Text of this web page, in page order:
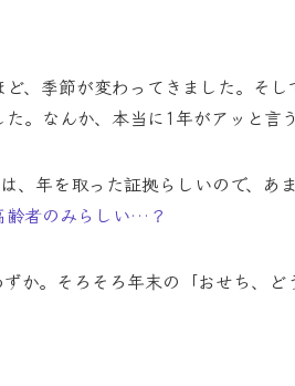
、季節が変わってきました。そし
。なんか、本当に1年がアッと言
、年を取った証拠らしいので、
齢者のみらしい…？
か。そろそろ年末の「おせち、